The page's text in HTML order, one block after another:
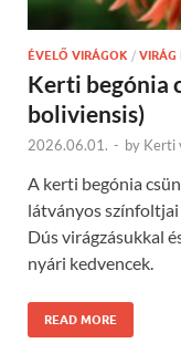
ÉVELŐ VIRÁGOK / VIRÁG
Kerti begónia
boliviensis)
2026.06.01. - by Kerti
A kerti begónia
látványos
Dús virágzásukkal
nyári kedvencek.
READ MORE